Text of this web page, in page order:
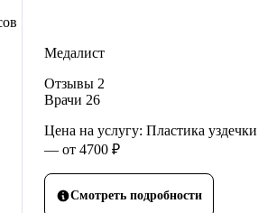
Медалист
Отзывы 2
Врачи 26
Цена на услугу: Пластика
— от 4700 ₽
Смотреть подробности